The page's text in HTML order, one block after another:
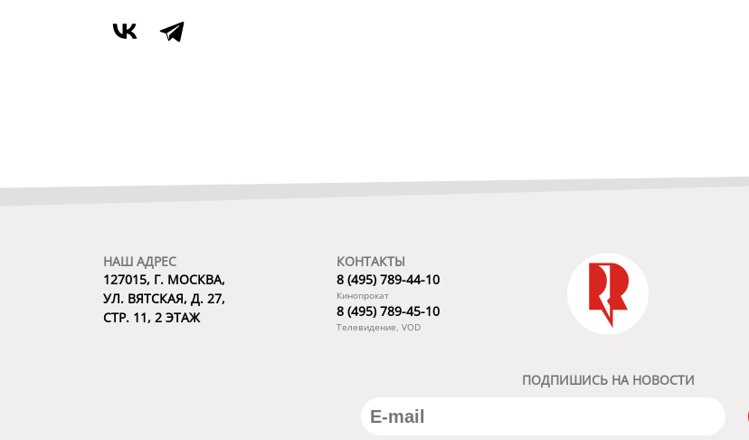
НАШ АДРЕС
127015, Г. МОСКВА,
УЛ. ВЯТСКАЯ, Д. 27,
СТР. 11, 2 ЭТАЖ
КОНТАКТЫ
8 (495) 789-44-10
Кинопрокат
8 (495) 789-45-10
Телевидение, VOD
ПОДПИШИСЬ НА НОВОСТИ